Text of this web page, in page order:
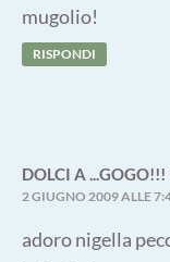
mugolio!
RISPONDI
DOLCI A ...GOGO!!!
2 GIUGNO 2009 ALLE
adoro nigella